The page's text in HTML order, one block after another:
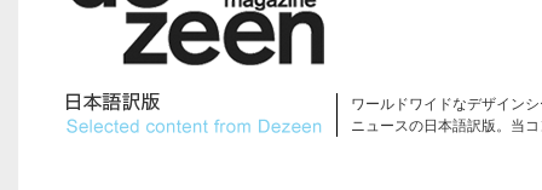
ワールドワイドなデザイン
ニュースの日本語訳版。当